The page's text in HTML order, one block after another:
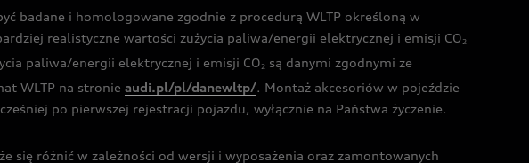
badane i homologowane zgodnie z procedurą WLTP określoną w
realistyczne wartości zużycia paliwa/energii elektrycznej i emisji CO2
paliwa/energii elektrycznej i emisji CO2 są danymi zgodnymi ze
WLTP na stronie audi.pl/pl/danewltp/. Montaż akcesoriów w pojeździe
po pierwszej rejestracji pojazdu, wyłącznie na Państwa życzenie.
się różnić w zależności od wersji i wyposażenia oraz zamontowanych